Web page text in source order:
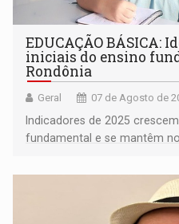
EDUCAÇÃO BÁSICA:
iniciais do ensino
Rondônia
Geral 07 de Agosto de
Indicadores de 2025
fundamental e se mantêm